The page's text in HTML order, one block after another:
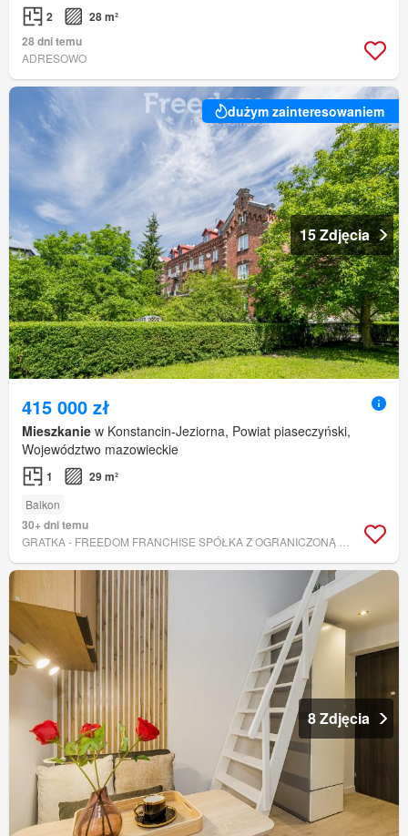
2
28 m²
28 dni temu
ADRESOWO
dużym zainteresowaniem
15 Zdjęcia
415 000 zł
Mieszkanie w Konstancin-Jeziorna, Powiat piaseczyński,
Województwo mazowieckie
1 29 m²
Balkon
30+ dni temu
8 Zdjęcia